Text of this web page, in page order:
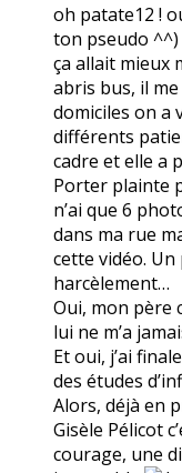
oh patate12 !
ton pseudo ^^)
ça allait mieux
abris bus, il
domiciles on a
différents
cadre et elle a
Porter plainte
n’ai que 6
dans ma rue
cette vidéo.
harcèlement…
Oui, mon père
lui ne m’a
Et oui, j’ai
des études
Alors, déjà en
Gisèle Pélicot
courage, une